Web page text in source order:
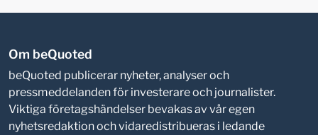
Om beQuoted
beQuoted publicerar nyheter, analyser och
pressmeddelanden för investerare och journalister.
Viktiga företagshändelser bevakas av vår egen
nyhetsredaktion och vidaredistribueras i ledande